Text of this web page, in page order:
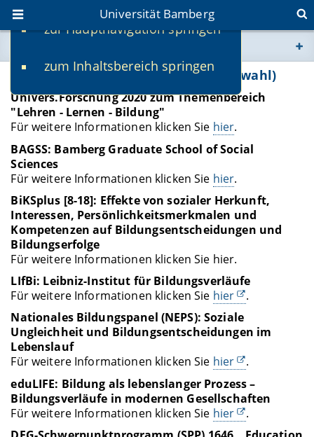
zur Hauptnavigation springen
zum Inhaltsbereich springen
Universität Bamberg
www.uni-bamberg.de
univis.uni-bamberg.de
fis.uni-bamberg.de
Professor Blossfelds Forschung (Auswahl)
UniVers.Forschung 2020 zum Themenbereich
"Lehren - Lernen - Bildung"
Für weitere Informationen klicken Sie hier.
BAGSS: Bamberg Graduate School of Social
Sciences
Für weitere Informationen klicken Sie hier.
BiKSplus [8-18]: Effekte von sozialer Herkunft,
Interessen, Persönlichkeitsmerkmalen und
Kompetenzen auf Bildungsentscheidungen und
Bildungserfolge
Für weitere Informationen klicken Sie hier.
LIfBi: Leibniz-Institut für Bildungsverläufe
Für weitere Informationen klicken Sie hier
.
Nationales Bildungspanel (NEPS): Soziale
Ungleichheit und Bildungsentscheidungen im
Lebenslauf
Für weitere Informationen klicken Sie hier
.
eduLIFE: Bildung als lebenslanger Prozess –
Bildungsverläufe in modernen Gesellschaften
Für weitere Informationen klicken Sie hier
.